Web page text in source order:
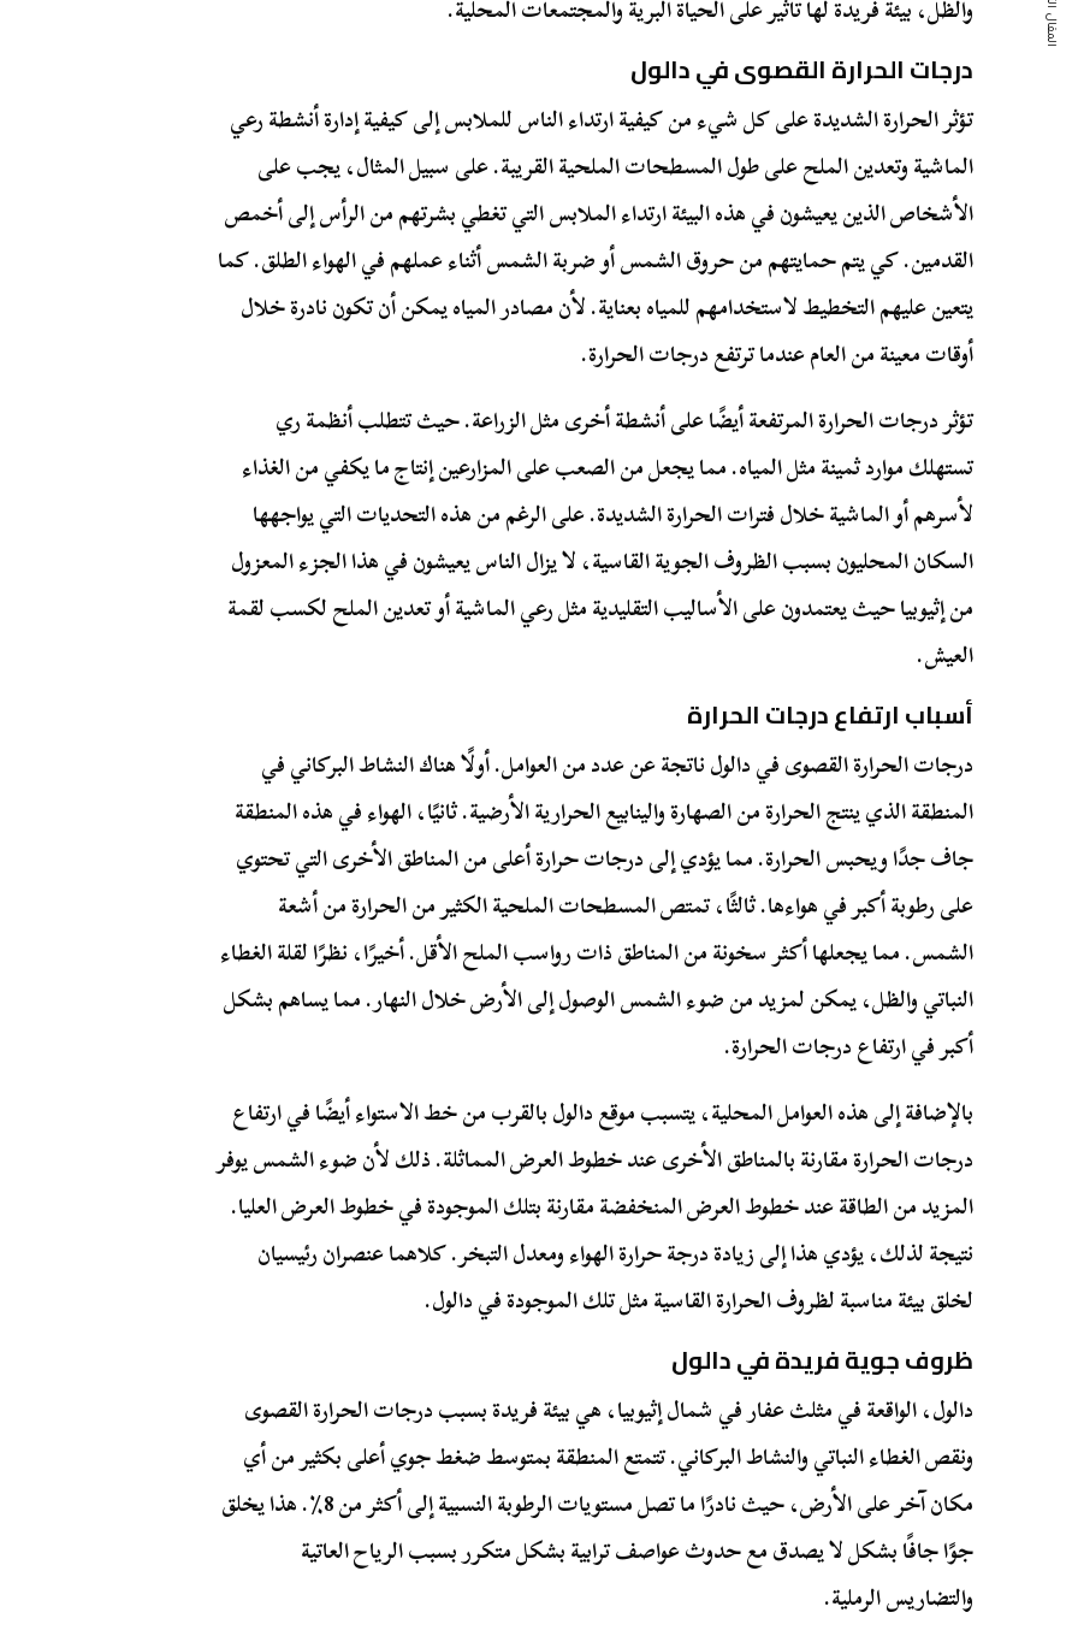
والظل، بيئة فريدة لها تأثير على الحياة البرية والمجتمعات المحلية.
درجات الحرارة القصوى في دالول
تؤثر الحرارة الشديدة على كل شيء من كيفية ارتداء الناس للملابس إلى كيفية إدارة أنشطة رعي
الماشية وتعدين الملح على طول المسطحات الملحية القريبة. على سبيل المثال، يجب على
الأشخاص الذين يعيشون في هذه البيئة ارتداء الملابس التي تغطي بشرتهم من الرأس إلى أخمص
القدمين. كي يتم حمايتهم من حروق الشمس أو ضربة الشمس أثناء عملهم في الهواء الطلق. كما
يتعين عليهم التخطيط لاستخدامهم للمياه بعناية. لأن مصادر المياه يمكن أن تكون نادرة خلال
أوقات معينة من العام عندما ترتفع درجات الحرارة.
تؤثر درجات الحرارة المرتفعة أيضًا على أنشطة أخرى مثل الزراعة. حيث تتطلب أنظمة ري
تستهلك موارد ثمينة مثل المياه. مما يجعل من الصعب على المزارعين إنتاج ما يكفي من الغذاء
لأسرهم أو الماشية خلال فترات الحرارة الشديدة. على الرغم من هذه التحديات التي يواجهها
السكان المحليون بسبب الظروف الجوية القاسية، لا يزال الناس يعيشون في هذا الجزء المعزول
من إثيوبيا حيث يعتمدون على الأساليب التقليدية مثل رعي الماشية أو تعدين الملح لكسب لقمة
العيش.
أسباب ارتفاع درجات الحرارة
درجات الحرارة القصوى في دالول ناتجة عن عدد من العوامل. أولًا هناك النشاط البركاني في
المنطقة الذي ينتج الحرارة من الصهارة والينابيع الحرارية الأرضية. ثانيًا، الهواء في هذه المنطقة
جاف جدًا ويحبس الحرارة. مما يؤدي إلى درجات حرارة أعلى من المناطق الأخرى التي تحتوي
على رطوبة أكبر في هواءها. ثالثًا، تمتص المسطحات الملحية الكثير من الحرارة من أشعة
الشمس. مما يجعلها أكثر سخونة من المناطق ذات رواسب الملح الأقل. أخيرًا، نظرًا لقلة الغطاء
النباتي والظل، يمكن لمزيد من ضوء الشمس الوصول إلى الأرض خلال النهار. مما يساهم بشكل
أكبر في ارتفاع درجات الحرارة.
بالإضافة إلى هذه العوامل المحلية، يتسبب موقع دالول بالقرب من خط الاستواء أيضًا في ارتفاع
درجات الحرارة مقارنة بالمناطق الأخرى عند خطوط العرض المماثلة. ذلك لأن ضوء الشمس يوفر
المزيد من الطاقة عند خطوط العرض المنخفضة مقارنة بتلك الموجودة في خطوط العرض العليا.
نتيجة لذلك، يؤدي هذا إلى زيادة درجة حرارة الهواء ومعدل التبخر. كلاهما عنصران رئيسيان
لخلق بيئة مناسبة لظروف الحرارة القاسية مثل تلك الموجودة في دالول.
ظروف جوية فريدة في دالول
دالول، الواقعة في مثلث عفار في شمال إثيوبيا، هي بيئة فريدة بسبب درجات الحرارة القصوى
ونقص الغطاء النباتي والنشاط البركاني. تتمتع المنطقة بمتوسط ضغط جوي أعلى بكثير من أي
مكان آخر على الأرض، حيث نادرًا ما تصل مستويات الرطوبة النسبية إلى أكثر من 8٪. هذا يخلق
جوًا جافًا بشكل لا يصدق مع حدوث عواصف ترابية بشكل متكرر بسبب الرياح العاتية
والتضاريس الرملية.
المقال التالي